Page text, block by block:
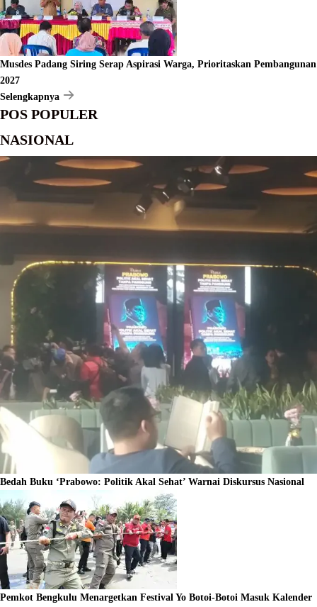
Musdes Padang Siring Serap Aspirasi Warga, Prioritaskan Pembangunan
2027
Selengkapnya
POS POPULER
NASIONAL
Bedah Buku ‘Prabowo: Politik Akal Sehat’ Warnai Diskursus Nasional
Pemkot Bengkulu Menargetkan Festival Yo Botoi-Botoi Masuk Kalender